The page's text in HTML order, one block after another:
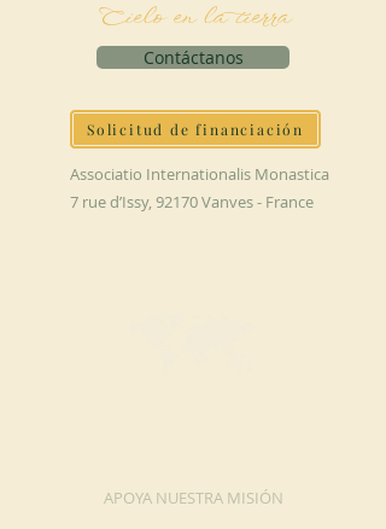
Cielo en la tierra
Contáctanos
Solicitud de financiación
Associatio Internationalis Monastica
7 rue d’Issy, 92170 Vanves - France
APOYA NUESTRA MISIÓN